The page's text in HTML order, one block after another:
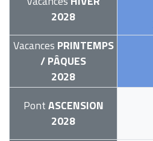
2028
Vacances PRINTEMPS
/ PÂQUES
2028
PontASCENSION
2028